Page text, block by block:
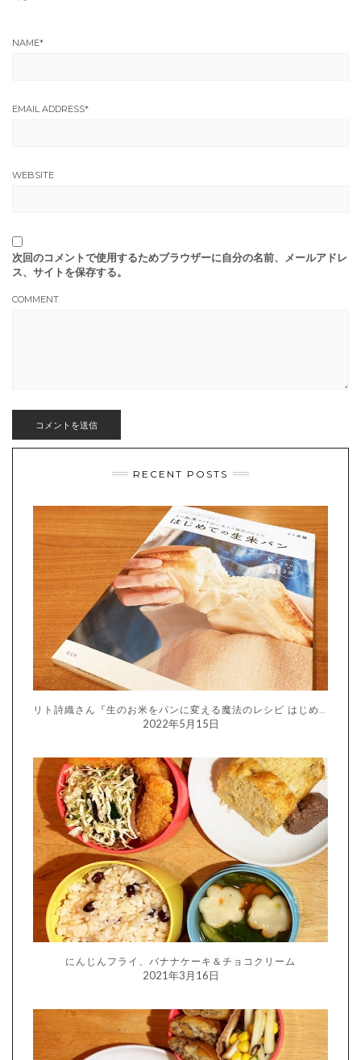
NAME*
EMAIL ADDRESS*
WEBSITE
次回のコメントで使用するためブラウザーに自分の名前、メールアドレ
ス、サイトを保存する。
COMMENT
RECENT POSTS
リト詩織さん『生のお米をパンに変える魔法のレシピ はじめての生米パン』
2022年5月15日
にんじんフライ、バナナケーキ＆チョコクリーム
2021年3月16日